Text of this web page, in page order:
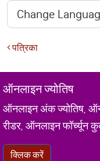
पत्रिका
ऑनलाइन ज्योतिष
ऑनलाइन अंक ज्योतिष,
रीडर, ऑनलाइन फॉर्च्यून
क्लिक करें